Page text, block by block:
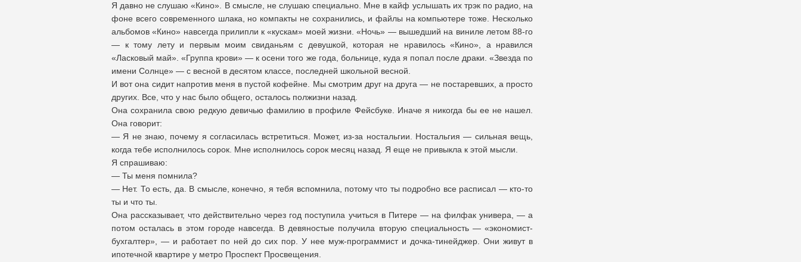
Я давно не слушаю «Кино». В смысле, не слушаю специально. Мне в кайф услышать их трэк по радио, на
фоне всего современного шлака, но компакты не сохранились, и файлы на компьютере тоже. Несколько
альбомов «Кино» навсегда прилипли к «кускам» моей жизни. «Ночь» — вышедший на виниле летом 88-го
— к тому лету и первым моим свиданьям с девушкой, которая не нравилось «Кино», а нравился
«Ласковый май». «Группа крови» — к осени того же года, больнице, куда я попал после драки. «Звезда по
имени Солнце» — с весной в десятом классе, последней школьной весной.
И вот она сидит напротив меня в пустой кофейне. Мы смотрим друг на друга — не постаревших, а просто
других. Все, что у нас было общего, осталось полжизни назад.
Она сохранила свою редкую девичью фамилию в профиле Фейсбуке. Иначе я никогда бы ее не нашел.
Она говорит:
— Я не знаю, почему я согласилась встретиться. Может, из-за ностальгии. Ностальгия — сильная вещь,
когда тебе исполнилось сорок. Мне исполнилось сорок месяц назад. Я еще не привыкла к этой мысли.
Я спрашиваю:
— Ты меня помнила?
— Нет. То есть, да. В смысле, конечно, я тебя вспомнила, потому что ты подробно все расписал — кто-то
ты и что ты.
Она рассказывает, что действительно через год поступила учиться в Питере — на филфак универа, — а
потом осталась в этом городе навсегда. В девяностые получила вторую специальность — «экономист-
бухгалтер», — и работает по ней до сих пор. У нее муж-программист и дочка-тинейджер. Они живут в
ипотечной квартире у метро Проспект Просвещения.